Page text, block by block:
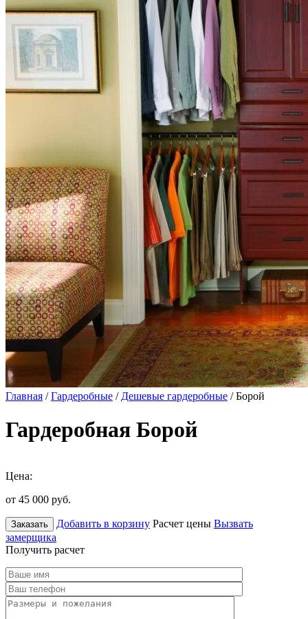
Главная /Гардеробные / Дешевые гардеробные / Борой
Гардеробная Борой
Цена:
от 45 000 руб.
Заказать Добавить в корзину Расчет цены Вызвать
замерщика
Получить расчет